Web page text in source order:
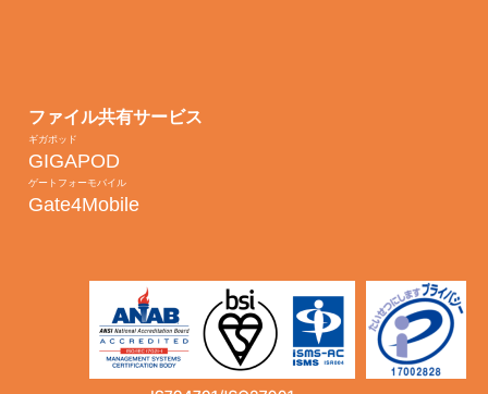
ファイル共有サービス
ギガポッド
GIGAPOD
ゲートフォーモバイル
Gate4Mobile